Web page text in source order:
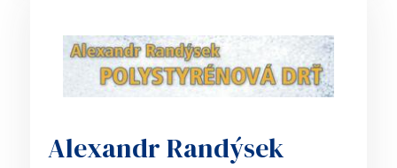
Alexandr Randýsek